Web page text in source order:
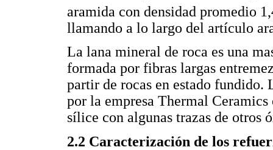
aramida con densidad promedio
llamando a lo largo del artículo
La lana mineral de roca es una
formada por fibras largas
partir de rocas en estado
por la empresa Thermal
sílice con algunas trazas de otros
2.2 Caracterización de los